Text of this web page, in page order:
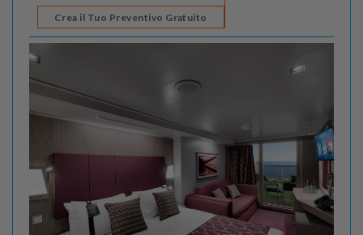
Crea il Tuo Preventivo Gratuito